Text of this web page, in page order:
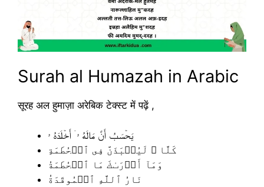
Surah al Humazah in Arabic
सूरह अल हुमाज़ा अरेबिक टेक्स्ट में पढ़ें ,
يَحۡسَبُ أَنَّ مَالَهُ ۥۤ أَخۡلَدَهُ ۥ
كَلَّا‌ ۖ لَيُنۢبَذَنَّ فِى ٱلۡحُطَمَةِ
وَمَآ أَدۡرَٮٰكَ مَا ٱلۡحُطَمَةُ
نَارُ ٱللَّهِ ٱلۡمُوقَدَةُ